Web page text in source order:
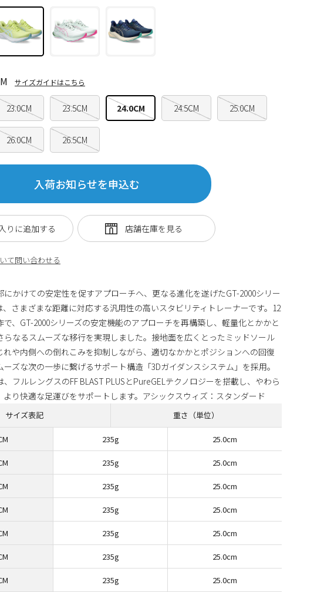
23.0CM 23.5CM 24.0CM 24.5CM 25.0CM
26.0CM 26.5CM
サイズガイドはこちら
入荷お知らせを申込む
て問い合わせる
りに追加する
にかけての安定性を促すアプローチへ、更なる進化を遂げたGT-2000シリー
、さまざまな距離に対応する汎用性の高いスタビリティトレーナーです。12
、GT-2000シリーズの安定機能のアプローチを再構築し、軽量化とかかと
らなるスムーズな移行を実現しました。接地面を広くとったミッドソール
れや内側への倒れこみを抑制しながら、適切なかかとポジションへの回復
ズな次の一歩に繋げるサポート構造「3Dガイダンスシステム」を採用。
フルレングスのFF BLAST PLUSとPureGELテクノロジーを搭載し、やわら
より快適な足運びをサポートします。アシックスウィズ：スタンダード
サイズ表記 重さ（単位）
235g 25.0cm
235g 25.0cm
235g 25.0cm
235g 25.0cm
235g 25.0cm
235g 25.0cm
235g 25.0cm